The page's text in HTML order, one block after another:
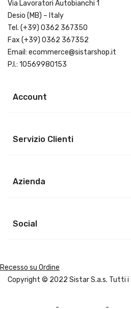
Via Lavoratori Autobianchi 1
Desio (MB) – Italy
Tel. (+39) 0362 367350
Fax (+39) 0362 367352
Email: ecommerce@sistarshop.it
P.I.: 10569980153
Account
Servizio Clienti
Azienda
Social
Recesso su Ordine
Copyright © 2022 Sistar S.a.s. Tutti i
- -